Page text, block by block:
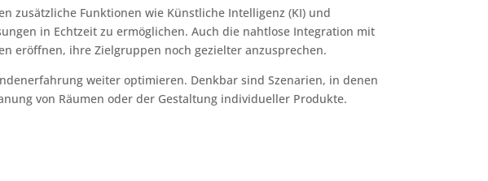
zusätzliche Funktionen wie Künstliche Intelligenz (KI) und
in Echtzeit zu ermöglichen. Auch die nahtlose Integration mit
eröffnen, ihre Zielgruppen noch gezielter anzusprechen.
weiter optimieren. Denkbar sind Szenarien, in denen
von Räumen oder der Gestaltung individueller Produkte.